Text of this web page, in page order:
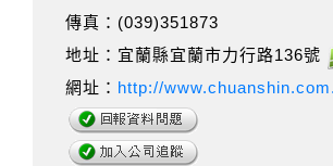
傳真：(039)351873
地址：宜蘭縣宜蘭市力行路136號
網址： http://